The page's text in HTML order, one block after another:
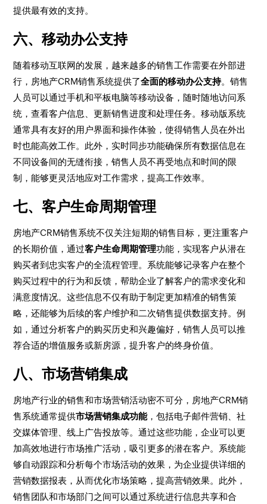
提供最有效的支持。
六、移动办公支持
随着移动互联网的发展，越来越多的销售工作需要在外部进
行，房地产CRM销售系统提供了全面的移动办公支持。销售
人员可以通过手机和平板电脑等移动设备，随时随地访问系
统，查看客户信息、更新销售进度和处理任务。移动版系统
通常具有友好的用户界面和操作体验，使得销售人员在外出
时也能高效工作。此外，实时同步功能确保所有数据信息在
不同设备间的无缝衔接，销售人员不再受地点和时间的限
制，能够更灵活地应对工作需求，提高工作效率。
七、客户生命周期管理
房地产CRM销售系统不仅关注短期的销售目标，更注重客户
的长期价值，通过客户生命周期管理功能，实现客户从潜在
购买者到忠实客户的全流程管理。系统能够记录客户在整个
购买过程中的行为和反馈，帮助企业了解客户的需求变化和
满意度情况。这些信息不仅有助于制定更加精准的销售策
略，还能够为后续的客户维护和二次销售提供数据支持。例
如，通过分析客户的购买历史和兴趣偏好，销售人员可以推
荐合适的增值服务或新房源，提升客户的终身价值。
八、市场营销集成
房地产行业的销售和市场营销活动密不可分，房地产CRM销
售系统通常提供市场营销集成功能，包括电子邮件营销、社
交媒体管理、线上广告投放等。通过这些功能，企业可以更
加高效地进行市场推广活动，吸引更多的潜在客户。系统能
够自动跟踪和分析每个市场活动的效果，为企业提供详细的
营销数据报表，从而优化市场策略，提高营销效果。此外，
销售团队和市场部门之间可以通过系统进行信息共享和合